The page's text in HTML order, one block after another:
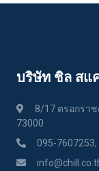
บริษัท ชิล สแ
8/17 ตรอกรา
73000
095-